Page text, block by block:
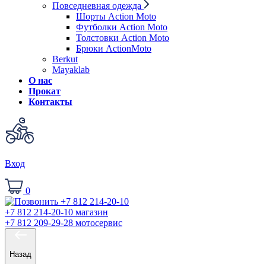
Повседневная одежда
Шорты Action Moto
Футболки Action Moto
Толстовки Action Moto
Брюки ActionMoto
Berkut
Mayaklab
О нас
Прокат
Контакты
Вход
0
+7 812 214-20-10 магазин
+7 812 209-29-28 мотосервис
Назад